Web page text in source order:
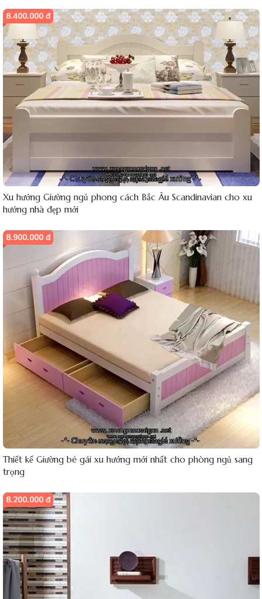
8.400.000 đ
Xu hướng Giường ngủ phong cách Bắc Âu Scandinavian cho xu
hướng nhà đẹp mới
8.900.000 đ
Thiết kế Giường bé gái xu hướng mới nhất cho phòng ngủ sang
trọng
8.200.000 đ